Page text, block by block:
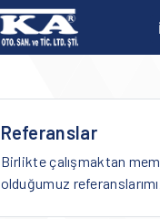
Referanslar
Birlikte çalışmaktan
olduğumuz